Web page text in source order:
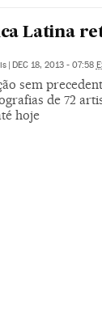
Latina
| DEC 18, 2013 - 07:58
sem
de 72
hoje